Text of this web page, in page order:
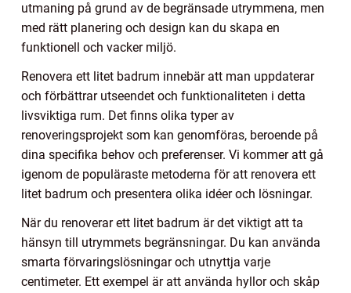
utmaning på grund av de begränsade utrymmena, men
med rätt planering och design kan du skapa en
funktionell och vacker miljö.
Renovera ett litet badrum innebär att man uppdaterar
och förbättrar utseendet och funktionaliteten i detta
livsviktiga rum. Det finns olika typer av
renoveringsprojekt som kan genomföras, beroende på
dina specifika behov och preferenser. Vi kommer att gå
igenom de populäraste metoderna för att renovera ett
litet badrum och presentera olika idéer och lösningar.
När du renoverar ett litet badrum är det viktigt att ta
hänsyn till utrymmets begränsningar. Du kan använda
smarta förvaringslösningar och utnyttja varje
centimeter. Ett exempel är att använda hyllor och skåp